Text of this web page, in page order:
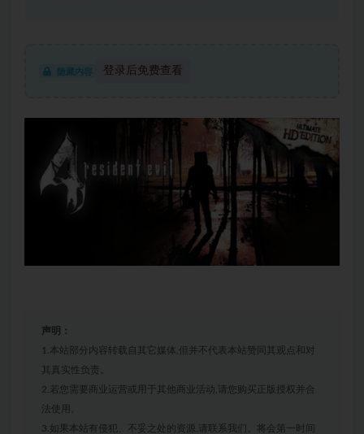
隐藏内容 登录后免费查看
声明：
1.本站部分内容转载自其它媒体,但并不代表本站赞同其观点和对
其真实性负责。
2.若您需要商业运营或用于其他商业活动,请您购买正版授权并合
法使用。
3.如果本站有侵犯、不妥之处的资源,请联系我们。将会第一时间